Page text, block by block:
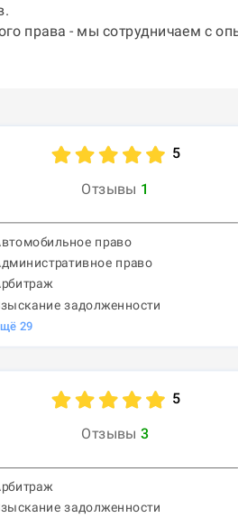
права - мы сотрудничаем с
5
Отзывы 1
право
право
задолженности
29
5
Отзывы 3
задолженности